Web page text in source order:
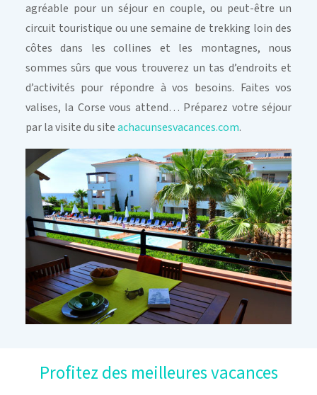
agréable pour un séjour en couple, ou peut-être un
circuit touristique ou une semaine de trekking loin des
côtes dans les collines et les montagnes, nous
sommes sûrs que vous trouverez un tas d’endroits et
d’activités pour répondre à vos besoins. Faites vos
valises, la Corse vous attend… Préparez votre séjour
par la visite du siteachacunsesvacances.com.
Profitez des meilleures vacances